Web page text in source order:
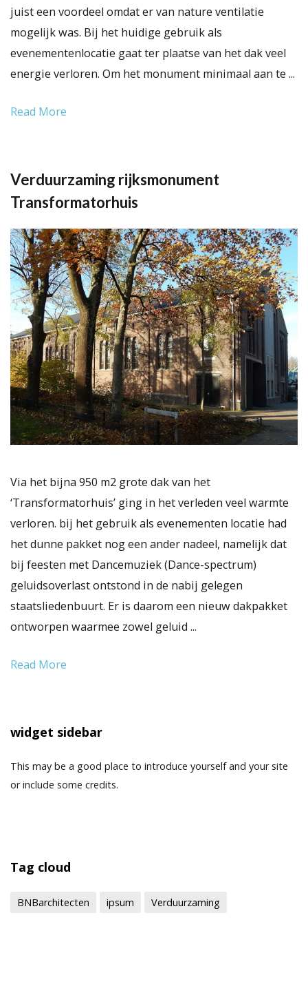
juist een voordeel omdat er van nature ventilatie
mogelijk was. Bij het huidige gebruik als
evenementenlocatie gaat ter plaatse van het dak veel
energie verloren. Om het monument minimaal aan te ...
Read More
Verduurzaming rijksmonument
Transformatorhuis
Via het bijna 950 m2 grote dak van het
‘Transformatorhuis’ ging in het verleden veel warmte
verloren. bij het gebruik als evenementen locatie had
het dunne pakket nog een ander nadeel, namelijk dat
bij feesten met Dancemuziek (Dance-spectrum)
geluidsoverlast ontstond in de nabij gelegen
staatsliedenbuurt. Er is daarom een nieuw dakpakket
ontworpen waarmee zowel geluid ...
Read More
widget sidebar
This may be a good place to introduce yourself and your site
or include some credits.
Tag cloud
BNBarchitecten ipsum Verduurzaming